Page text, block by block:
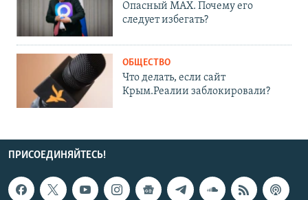
Опасный MAX. Почему его
следует избегать?
ОБЩЕСТВО
Что делать, если сайт
Крым.Реалии заблокировали?
ПРИСОЕДИНЯЙТЕСЬ!